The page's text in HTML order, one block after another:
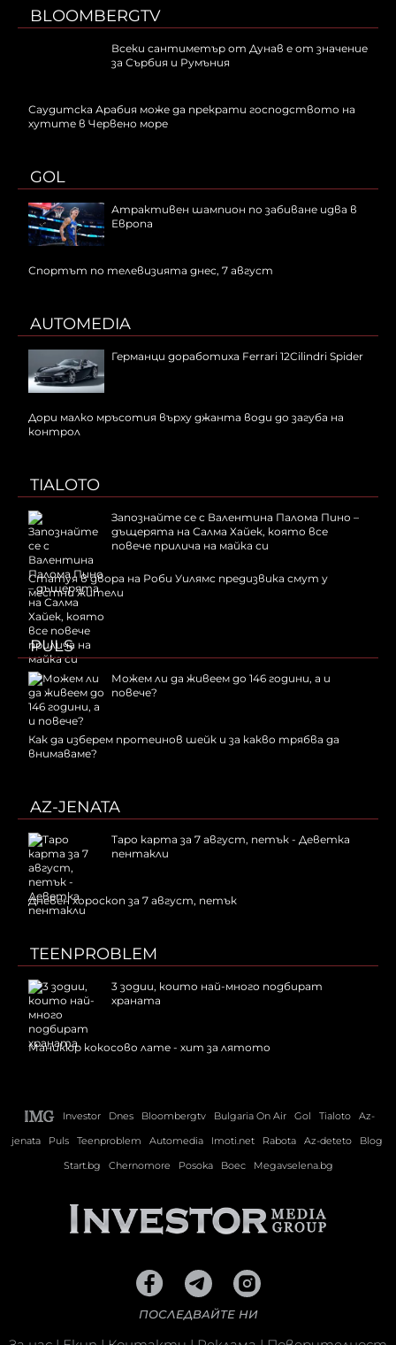
BLOOMBERGTV
Всеки сантиметър от Дунав е от значение
за Сърбия и Румъния
Саудитска Арабия може да прекрати господството на
хутите в Червено море
GOL
Атрактивен шампион по забиване идва в
Европа
Спортът по телевизията днес, 7 август
AUTOMEDIA
Германци доработиха Ferrari 12Cilindri Spider
Дори малко мръсотия върху джанта води до загуба на
контрол
TIALOTO
Запознайте се с Валентина Палома Пино –
дъщерята на Салма Хайек, която все
повече прилича на майка си
Статуя в двора на Роби Уилямс предизвика смут у
местни жители
PULS
Можем ли да живеем до 146 години, а и
повече?
Как да изберем протеинов шейк и за какво трябва да
внимаваме?
AZ-JENATA
Таро карта за 7 август, петък - Деветка
пентакли
Дневен хороскоп за 7 август, петък
TEENPROBLEM
3 зодии, които най-много подбират
храната
Маникюр кокосово лате - хит за лятото
Investor Dnes Bloombergtv Bulgaria On Air Gol Tialoto
Az-
jenata
Puls Teenproblem Automedia Imoti.net Rabota Az-deteto
Blog
Start.bg
Chernomore Posoka Boec Megavselena.bg
ПОСЛЕДВАЙТЕ НИ